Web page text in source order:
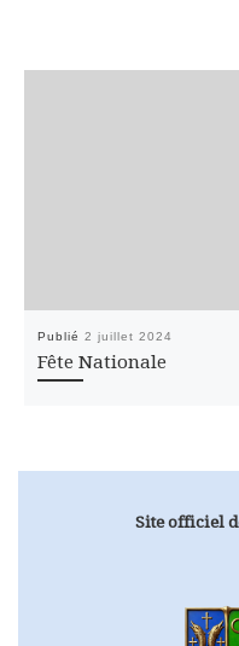
Publié 2 juillet 2024
Fête Nationale
Site officiel